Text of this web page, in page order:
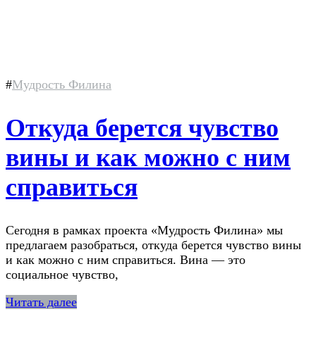
#Мудрость Филина
Откуда берется чувство
вины и как можно с ним
справиться
Сегодня в рамках проекта «Мудрость Филина» мы
предлагаем разобраться, откуда берется чувство вины
и как можно с ним справиться. Вина — это
социальное чувство,
Читать далее